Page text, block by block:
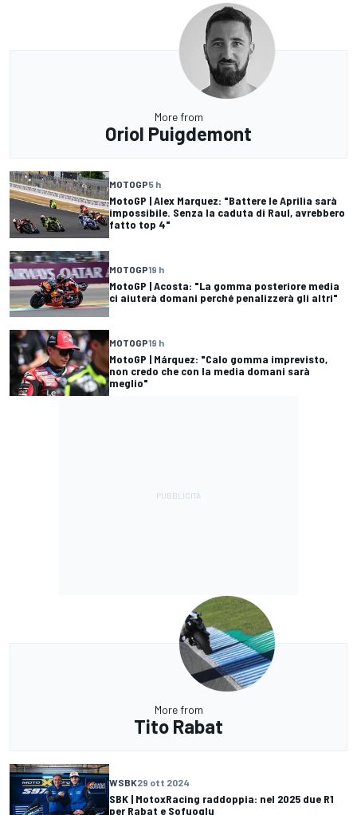
More from
Oriol Puigdemont
MOTOGP5 h
MotoGP | Alex Marquez: "Battere le Aprilia sarà
impossibile. Senza la caduta di Raul, avrebbero
fatto top 4"
MOTOGP19 h
MotoGP | Acosta: "La gomma posteriore media
ci aiuterà domani perché penalizzerà gli altri"
MOTOGP19 h
MotoGP | Márquez: "Calo gomma imprevisto,
non credo che con la media domani sarà
meglio"
More from
Tito Rabat
WSBK29 ott 2024
SBK | MotoxRacing raddoppia: nel 2025 due R1
per Rabat e Sofuoglu